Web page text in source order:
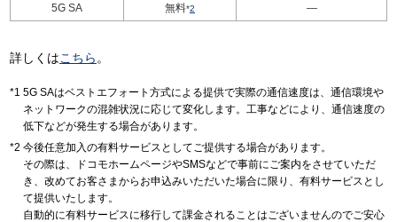
5G SA 無料*2 —
詳しくはこちら 。
5G SAはベストエフォート方式による提供で実際の通信速度は、通信環境や
ネットワークの混雑状況に応じて変化します。工事などにより、通信速度の
低下などが発生する場合があります。
今後任意加入の有料サービスとしてご提供する場合があります。
その際は、ドコモホームページやSMSなどで事前にご案内をさせていただ
き、改めてお客さまからお申込みいただいた場合に限り、有料サービスとし
て提供いたします。
自動的に有料サービスに移行して課金されることはございませんのでご安心